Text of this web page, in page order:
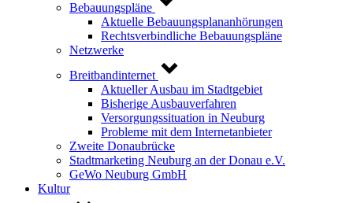
Bebauungspläne
Aktuelle Bebauungsplananhörungen
Rechtsverbindliche Bebauungspläne
Netzwerke
Breitbandinternet
Aktueller Ausbau im Stadtgebiet
Bisherige Ausbauverfahren
Versorgungssituation in Neuburg
Probleme mit dem Internetanbieter
Zweite Donaubrücke
Stadtmarketing Neuburg an der Donau e.V.
GeWo Neuburg GmbH
Kultur